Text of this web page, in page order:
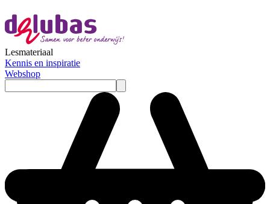
Lesmateriaal
Kennis en inspiratie
Webshop